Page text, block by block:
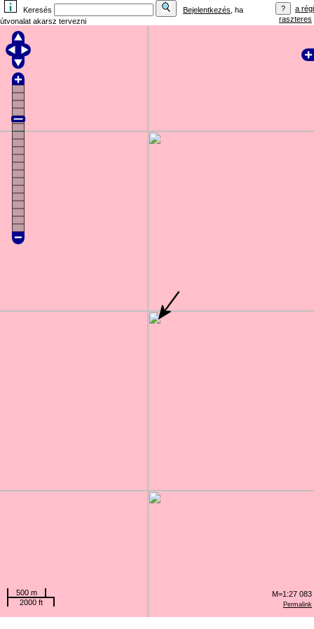
Keresés Bejelentkezés , ha
útvonalat akarsz tervezni
a régi
raszteres
Permalink
500 m
2000 ft
M=1:27 083